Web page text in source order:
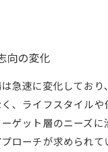
向の変化
急速に変化してお
、ライフスタイル
ゲット層のニーズ
ローチが求められ